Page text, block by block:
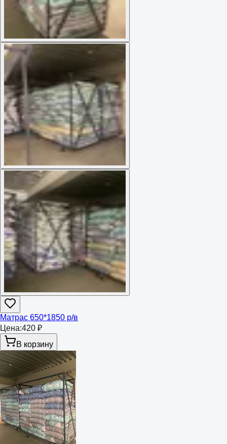
Матрас 650*1850 р/в
Цена:420 ₽
В корзину